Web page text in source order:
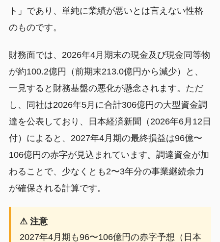
ト」であり、単純に業績が悪いとは言えない性格
のものです。
財務面では、2026年4月期末の現金及び現金同等物
が約100.2億円（前期末213.0億円から減少）と、
一見すると財務基盤の悪化が懸念されます。ただ
し、同社は2026年5月に合計306億円の大型資金調
達を公表しており、日本経済新聞（2026年6月12日
付）によると、2027年4月期の最終損益は96億〜
106億円の赤字が見込まれています。調達資金が加
わることで、少なくとも2〜3年分の事業継続余力
が確保される計算です。
⚠ 注意
2027年4月期も96〜106億円の赤字予想（日本